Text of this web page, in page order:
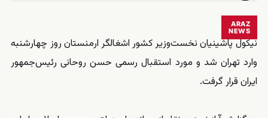
ARAZ
NEWS
نیکول پاشینیان نخست‌وزیر کشور اشغالگر ارمنستان روز چهارشنبه
وارد تهران شد و مورد استقبال رسمی حسن روحانی رئیس‌جمهور
ایران قرار گرفت.